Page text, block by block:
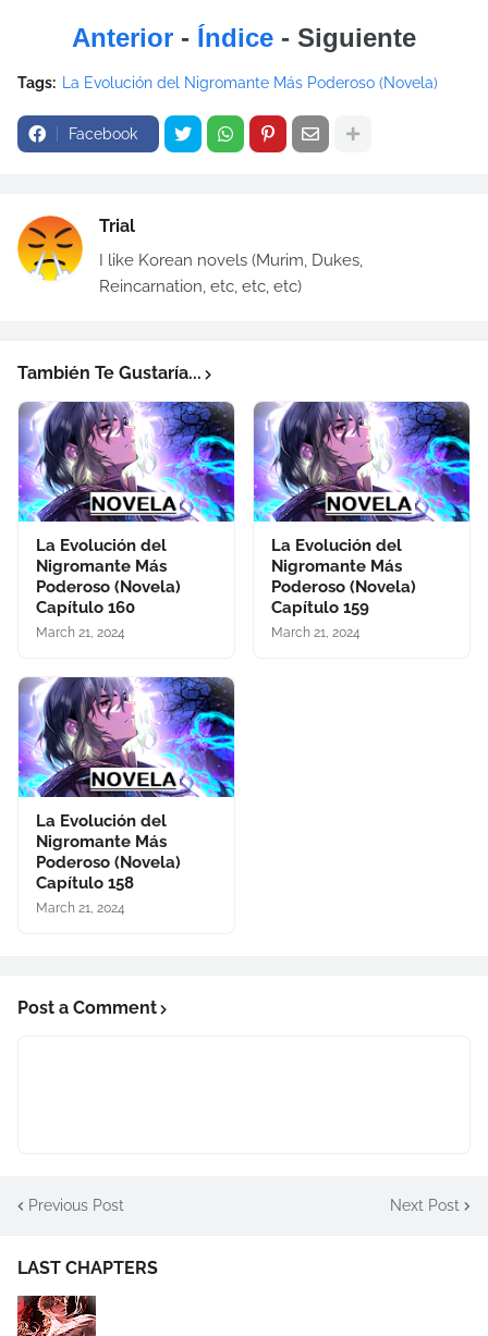
Anterior - Índice - Siguiente
Tags: La Evolución del Nigromante Más Poderoso (Novela)
Facebook
Trial
I like Korean novels (Murim, Dukes,
Reincarnation, etc, etc, etc)
También Te Gustaría...
La Evolución del
Nigromante Más
Poderoso (Novela)
Capítulo 160
March 21, 2024
La Evolución del
Nigromante Más
Poderoso (Novela)
Capítulo 159
March 21, 2024
La Evolución del
Nigromante Más
Poderoso (Novela)
Capítulo 158
March 21, 2024
Post a Comment
Previous Post Next Post
LAST CHAPTERS